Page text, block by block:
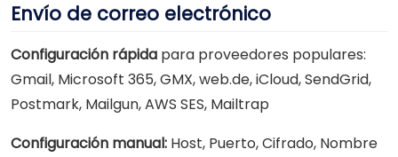
Envío de correo electrónico
Configuración rápida para proveedores populares:
Gmail, Microsoft 365, GMX, web.de, iCloud, SendGrid,
Postmark, Mailgun, AWS SES, Mailtrap
Configuración manual: Host, Puerto, Cifrado, Nombre